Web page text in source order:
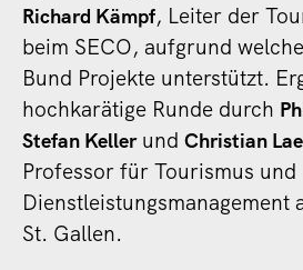
Richard Kämpf, Leiter der
beim SECO, aufgrund
Bund Projekte unterstützt.
hochkarätige Runde durch
Stefan Kellerund Christian
Professor für Tourismus und
Dienstleistungsmanagement
St. Gallen.